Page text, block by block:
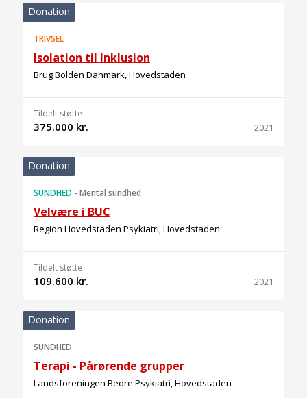
Donation
TRIVSEL
Isolation til Inklusion
Brug Bolden Danmark, Hovedstaden
Tildelt støtte
375.000 kr. 2021
Donation
SUNDHED - Mental sundhed
Velvære i BUC
Region Hovedstaden Psykiatri, Hovedstaden
Tildelt støtte
109.600 kr. 2021
Donation
SUNDHED
Terapi - Pårørende grupper
Landsforeningen Bedre Psykiatri, Hovedstaden